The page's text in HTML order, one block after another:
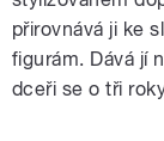
přirovnává ji ke
figurám. Dává jí
dceři se o tři